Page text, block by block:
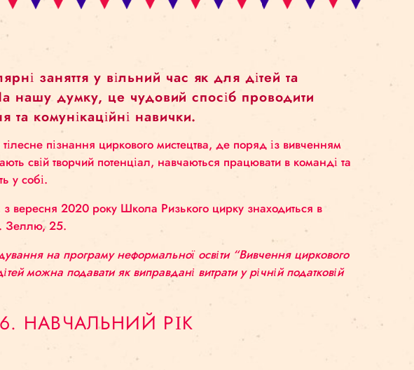
регулярні заняття у вільний час як для дітей та
сімей. На нашу думку, це чудовий спосіб
та комунікаційні навички.
тілесне пізнання циркового мистецтва, де поряд із
розвивають свій творчий потенціал, навчаються працювати в
цирку, з вересня 2020 року Школа Ризького цирку
вул. Зеллю, 25.
самоврядування на програму неформальної освіти “Вивчення
дітей можна подавати як виправдані витрати у річній